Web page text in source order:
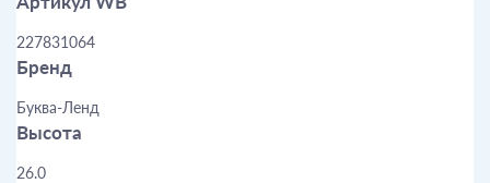
227831064
Бренд
Буква-Ленд
Высота
26.0